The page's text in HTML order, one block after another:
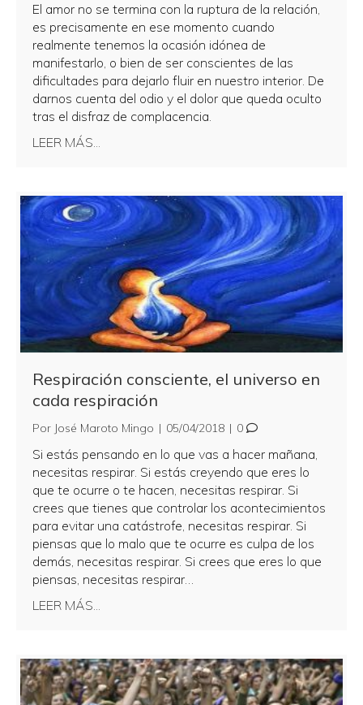
El amor no se termina con la ruptura de la relación,
es precisamente en ese momento cuando
realmente tenemos la ocasión idónea de
manifestarlo, o bien de ser conscientes de las
dificultades para dejarlo fluir en nuestro interior. De
darnos cuenta del odio y el dolor que queda oculto
tras el disfraz de complacencia.
LEER MÁS...
Respiración consciente, el universo en
cada respiración
Por José Maroto Mingo | 05/04/2018 | 0
Si estás pensando en lo que vas a hacer mañana,
necesitas respirar. Si estás creyendo que eres lo
que te ocurre o te hacen, necesitas respirar. Si
crees que tienes que controlar los acontecimientos
para evitar una catástrofe, necesitas respirar. Si
piensas que lo malo que te ocurre es culpa de los
demás, necesitas respirar. Si crees que eres lo que
piensas, necesitas respirar…
LEER MÁS...